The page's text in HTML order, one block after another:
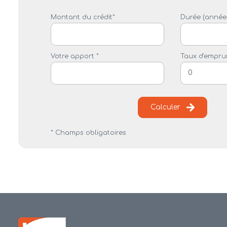
Montant du crédit* Durée
Votre apport * Taux
Calculer
* Champs obligatoires